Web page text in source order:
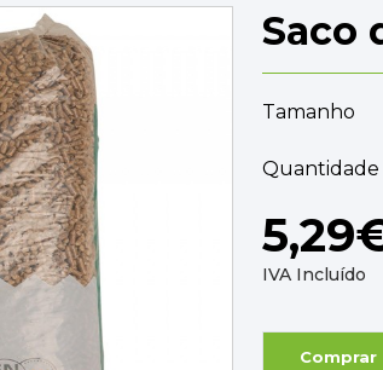
Saco
Tamanho
Quantidade
IVA Incluído
Comprar